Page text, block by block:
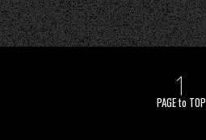
PAGE to TOP